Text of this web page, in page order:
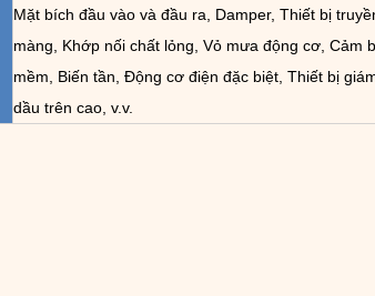
Mặt bích đầu vào và đầu ra, Damper, Thiết bị
màng, Khớp nối chất lỏng, Vỏ mưa động cơ, Cảm
mềm, Biến tần, Động cơ điện đặc biệt, Thiết bị
dầu trên cao, v.v.